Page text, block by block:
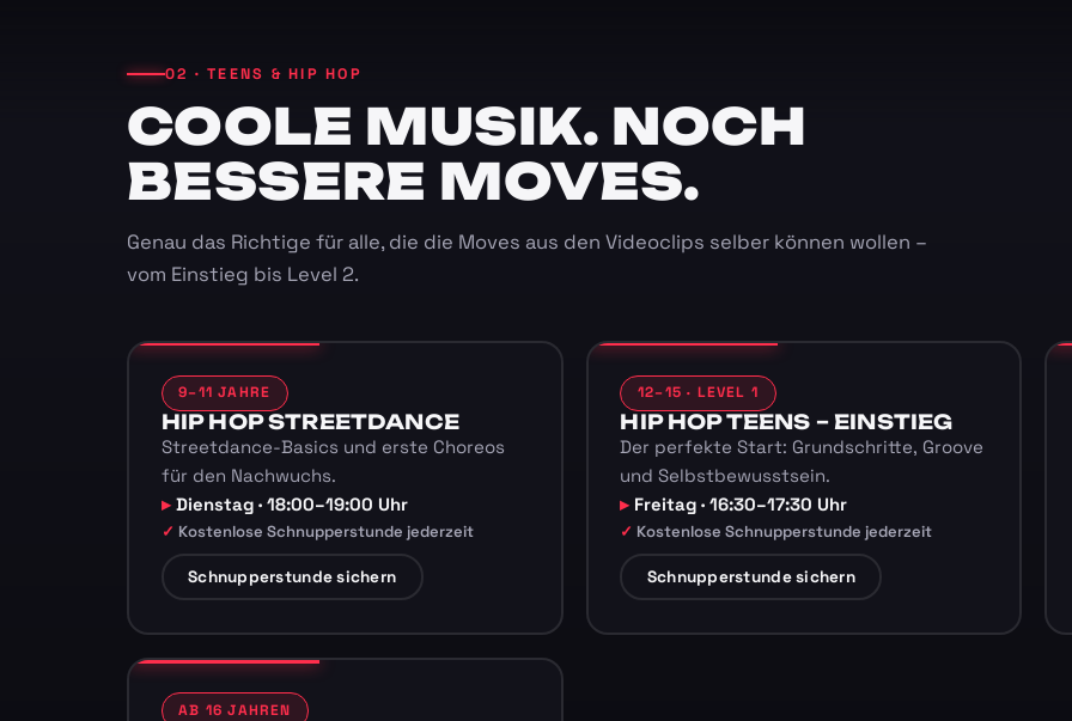
02 · TEENS & HIP HOP
COOLE MUSIK. NOCH
BESSERE MOVES.
Genau das Richtige für alle, die die Moves aus den Videoclips selber können wollen –
vom Einstieg bis Level 2.
9–11 JAHRE
HIP HOP STREETDANCE
Streetdance-Basics und erste Choreos
für den Nachwuchs.
Dienstag · 18:00–19:00 Uhr
Kostenlose Schnupperstunde jederzeit
Schnupperstunde sichern
12–15 · LEVEL 1
HIP HOP TEENS – EINSTIEG
Der perfekte Start: Grundschritte, Groove
und Selbstbewusstsein.
Freitag · 16:30–17:30 Uhr
Kostenlose Schnupperstunde jederzeit
Schnupperstunde sichern
AB 16 JAHREN